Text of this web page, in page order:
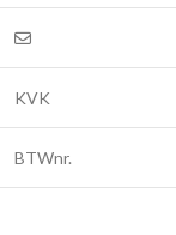
KVK
BTWnr.